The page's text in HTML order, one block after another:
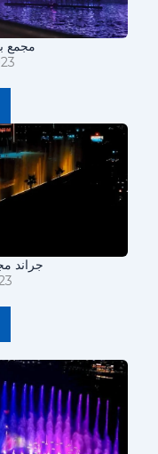
مجمع بسم
2023، لاهور، باكستان
جراند
2023، أربيل، العراق